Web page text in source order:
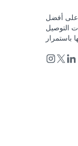
على أفضل
التوصيل